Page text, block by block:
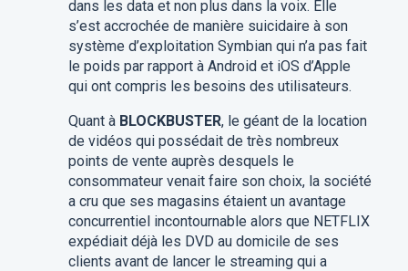
dans les data et non plus dans la voix. Elle
s’est accrochée de manière suicidaire à son
système d’exploitation Symbian qui n’a pas fait
le poids par rapport à Android et iOS d’Apple
qui ont compris les besoins des utilisateurs.
Quant à BLOCKBUSTER, le géant de la location
de vidéos qui possédait de très nombreux
points de vente auprès desquels le
consommateur venait faire son choix, la société
a cru que ses magasins étaient un avantage
concurrentiel incontournable alors que NETFLIX
expédiait déjà les DVD au domicile de ses
clients avant de lancer le streaming qui a